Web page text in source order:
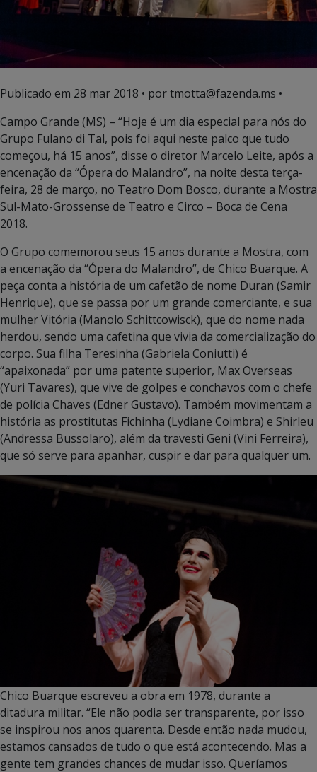
Publicado em 28 mar 2018 • por tmotta@fazenda.ms •
Campo Grande (MS) – “Hoje é um dia especial para nós do
Grupo Fulano di Tal, pois foi aqui neste palco que tudo
começou, há 15 anos”, disse o diretor Marcelo Leite, após a
encenação da “Ópera do Malandro”, na noite desta terça-
feira, 28 de março, no Teatro Dom Bosco, durante a Mostra
Sul-Mato-Grossense de Teatro e Circo – Boca de Cena
2018.
O Grupo comemorou seus 15 anos durante a Mostra, com
a encenação da “Ópera do Malandro”, de Chico Buarque. A
peça conta a história de um cafetão de nome Duran (Samir
Henrique), que se passa por um grande comerciante, e sua
mulher Vitória (Manolo Schittcowisck), que do nome nada
herdou, sendo uma cafetina que vivia da comercialização do
corpo. Sua filha Teresinha (Gabriela Coniutti) é
“apaixonada” por uma patente superior, Max Overseas
(Yuri Tavares), que vive de golpes e conchavos com o chefe
de polícia Chaves (Edner Gustavo). Também movimentam a
história as prostitutas Fichinha (Lydiane Coimbra) e Shirleu
(Andressa Bussolaro), além da travesti Geni (Vini Ferreira),
que só serve para apanhar, cuspir e dar para qualquer um.
Chico Buarque escreveu a obra em 1978, durante a
ditadura militar. “Ele não podia ser transparente, por isso
se inspirou nos anos quarenta. Desde então nada mudou,
estamos cansados de tudo o que está acontecendo. Mas a
gente tem grandes chances de mudar isso. Queríamos